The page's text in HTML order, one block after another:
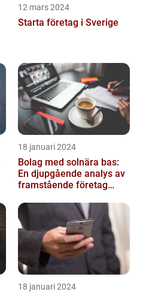
12 mars 2024
Starta företag i Sverige
18 januari 2024
Bolag med solnära bas:
En djupgående analys av
framstående företag
18 januari 2024